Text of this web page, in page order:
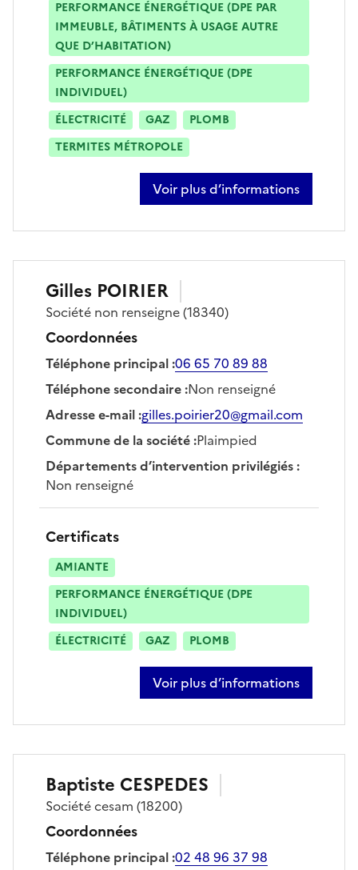
PERFORMANCE ÉNERGÉTIQUE (DPE PAR
IMMEUBLE, BÂTIMENTS À USAGE AUTRE
QUE D’HABITATION)
PERFORMANCE ÉNERGÉTIQUE (DPE
INDIVIDUEL)
ÉLECTRICITÉ
GAZ
PLOMB
TERMITES MÉTROPOLE
Voir plus d’informations
sur frédéric madelenat
Gilles POIRIER
Société non renseigne(18340)
Coordonnées
Téléphone principal:06 65 70 89 88
Téléphone secondaire:Non renseigné
Adresse e-mail:gilles.poirier20@gmail.com
Commune de la société:Plaimpied
Départements d’intervention privilégiés:
Non renseigné
Certificats
AMIANTE
PERFORMANCE ÉNERGÉTIQUE (DPE
INDIVIDUEL)
ÉLECTRICITÉ
GAZ PLOMB
Voir plus d’informations
sur gilles poirier
Baptiste CESPEDES
Sociétécesam (18200)
Coordonnées
Téléphone principal:02 48 96 37 98